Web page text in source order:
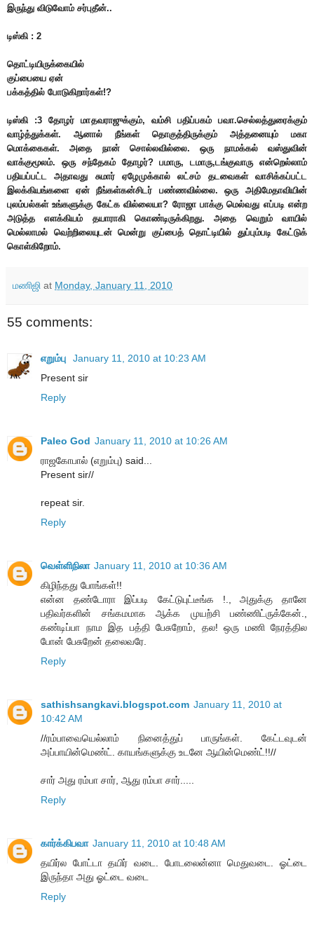
இருந்து விடுவோம் சர்புதீன்..
டிஸ்கி : 2
தொட்டியிருக்கையில்
குப்பையை ஏன்
பக்கத்தில் போடுகிறார்கள்!?
டிஸ்கி :3 தோழர் மாதவராஜுக்கும், வம்சி பதிப்பகம் பவா.செல்லத்துரைக்கும்
வாழ்த்துக்கள். ஆனால் நீங்கள் தொகுத்திருக்கும் அத்தனையும் மகா
மொக்கைகள். அதை நான் சொல்லவில்லை. ஒரு நாமக்கல் வஸ்துவின்
வாக்குமூலம். ஒரு சந்தேகம் தோழர்? பமாரு, டமாரு,டங்குவாரு என்றெல்லாம்
பதியப்பட்ட அதாவது சுமார் ஏழேமுக்கால் லட்சம் தடவைகள் வாசிக்கப்பட்ட
இலக்கியங்களை ஏன் நீங்கள்கன்சிடர் பண்ணவில்லை. ஒரு அதிமேதாவியின்
புலம்பல்கள் உங்களுக்கு கேட்க வில்லையா? ரோஜா பாக்கு மெல்வது எப்படி என்ற
அடுத்த எளக்கியம் தயாராகி கொண்டிருக்கிறது. அதை வெறும் வாயில்
மெல்லாமல் வெற்றிலையுடன் மென்று குப்பைத் தொட்டியில் துப்பும்படி கேட்டுக்
கொள்கிறோம்.
மணிஜி at Monday, January 11, 2010
55 comments:
எறும்பு
January 11, 2010 at 10:23 AM
Present sir
Reply
Paleo God January 11, 2010 at 10:26 AM
ராஜகோபால் (எறும்பு) said...
Present sir//
repeat sir.
Reply
வெள்ளிநிலா January 11, 2010 at 10:36 AM
கிழிந்தது போங்கள்!!
என்ன தண்டோரா இப்படி கேட்டுபுட்டீங்க !., அதுக்கு தானே
பதிவர்களின் சங்கமமாக ஆக்க முயற்சி பண்ணிட்ருக்கேன்.,
கண்டிப்பா நாம இத பத்தி பேசுறோம், தல! ஒரு மணி நேரத்தில
போன் பேசுறேன் தலைவரே.
Reply
sathishsangkavi.blogspot.com January 11, 2010 at
10:42 AM
//ரம்பாவையெல்லாம் நினைத்துப் பாருங்கள். கேட்டவுடன்
அப்பாயின்மெண்ட். காயங்களுக்கு உடனே ஆயின்மெண்ட்!!//
சார் அது ரம்பா சார், ஆது ரம்பா சார்.....
Reply
கார்க்கிபவா January 11, 2010 at 10:48 AM
தயிர்ல போட்டா தயிர் வடை. போடலைன்னா மெதுவடை. ஓட்டை
இருந்தா அது ஓட்டை வடை
Reply